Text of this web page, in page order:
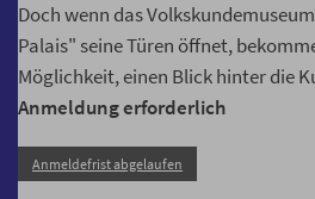
Doch wenn das
Palais" seine Türen öffnet,
Möglichkeit, einen Blick hinter die
Anmeldung erforderlich
Anmeldefrist abgelaufen